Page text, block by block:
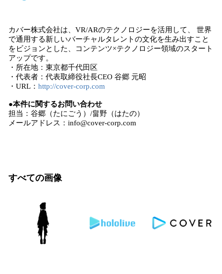
カバー株式会社は、VR/ARのテクノロジーを活用して、 世界
で通用する新しいバーチャルタレントの文化を生み出すこと
をビジョンとした、コンテンツ×テクノロジー領域のスタート
アップです。
・所在地：東京都千代田区
・代表者：代表取締役社長CEO 谷郷 元昭
・URL： http://cover-corp.com
●本件に関するお問い合わせ
担当：谷郷（たにごう）/畠野（はたの）
メールアドレス：info@cover-corp.com
すべての画像